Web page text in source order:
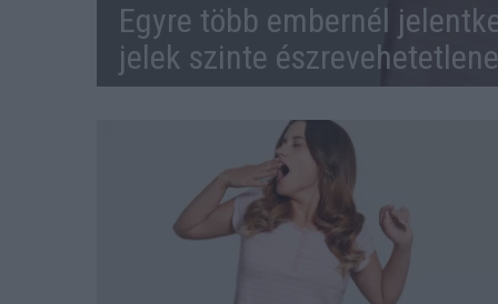
Egyre több embernél
jelek szinte